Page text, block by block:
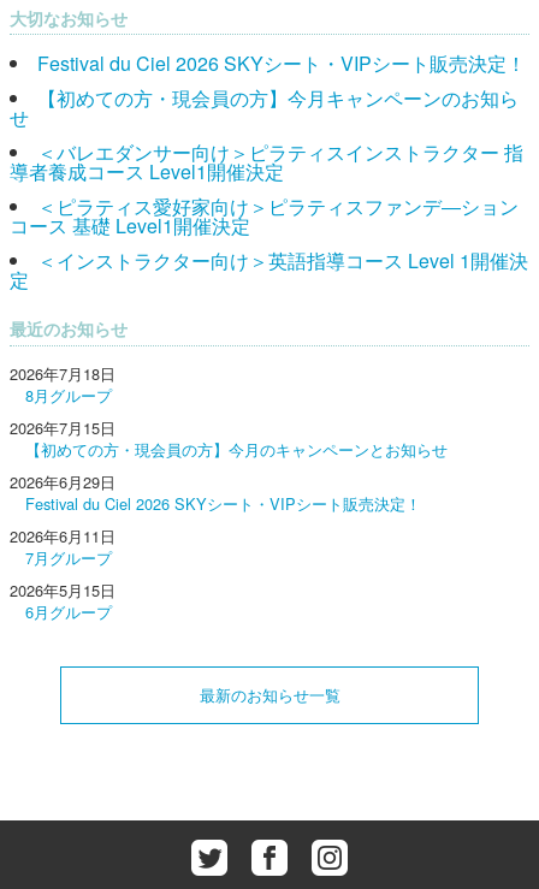
大切なお知らせ
Festival du Ciel 2026 SKYシート・VIPシート販売決定！
【初めての方・現会員の方】今月キャンペーンのお知ら
せ
＜バレエダンサー向け＞ピラティスインストラクター 指
導者養成コース Level1開催決定
＜ピラティス愛好家向け＞ピラティスファンデ―ション
コース 基礎 Level1開催決定
＜インストラクター向け＞英語指導コース Level 1開催決
定
最近のお知らせ
2026年7月18日
8月グループ
2026年7月15日
【初めての方・現会員の方】今月のキャンペーンとお知らせ
2026年6月29日
Festival du Ciel 2026 SKYシート・VIPシート販売決定！
2026年6月11日
7月グループ
2026年5月15日
6月グループ
最新のお知らせ一覧